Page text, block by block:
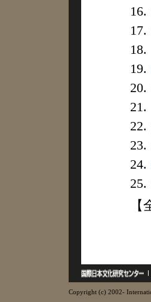
16.
17.
18.
19.
20.
21.
22.
23.
24.
25.
【
Copyright (c) 2002-